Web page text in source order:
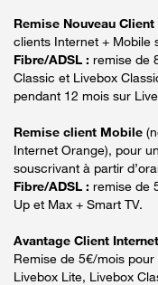
Remise Nouveau
clients Internet + Mobile
Fibre/ADSL : remise de
Classic et Livebox
pendant 12 mois sur
Remise client Mobile
Internet Orange), pour
souscrivant à partir
Fibre/ADSL : remise de
Up et Max + Smart TV.
Avantage Client
Remise de 5€/mois
Livebox Lite, Livebox